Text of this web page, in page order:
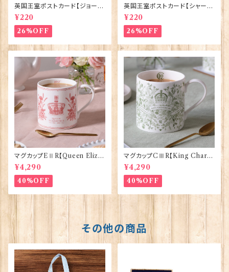
英国王室ポストカード【ジョージ
王子ご誕生】Pageantry Post
card 90183-JEF100
¥220
26%OFF
英国王室ポストカード【シャーロ
ット王女2】Pageantry Postca
rd 90183-JEF202
¥220
26%OFF
マグカップEⅡR【Queen Eliza
bethⅡ Commemorative】Vi
ctoria Eggs 50126
¥4,290
40%OFF
マグカップCⅢR【King Charle
sⅢ Coronation】Victoria E
ggs 50127
¥4,290
40%OFF
その他の商品